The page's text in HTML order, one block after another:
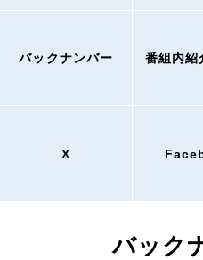
バックナンバー 番組内紹
X
バック